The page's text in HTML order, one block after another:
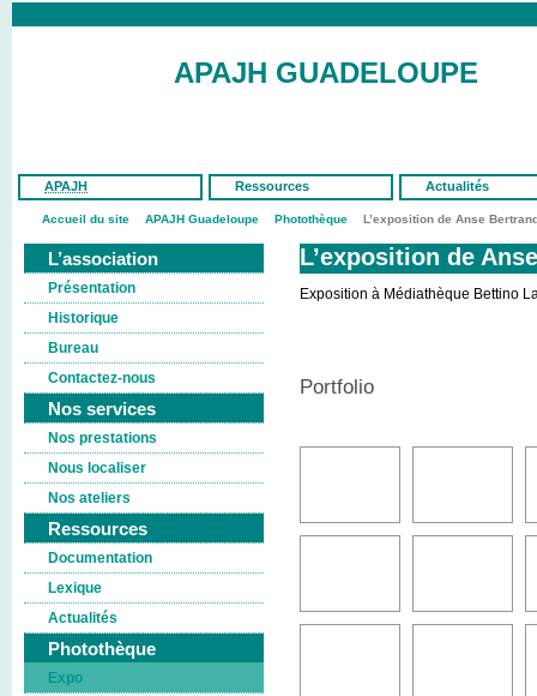
APAJH GUADELOUPE
APAJH Ressources Actualités
Accueil du site APAJH Guadeloupe Photothèque L’exposition de Anse
L’association
Présentation
Historique
Bureau
Contactez-nous
Nos services
Nos prestations
Nous localiser
Nos ateliers
Ressources
Documentation
Lexique
Actualités
Photothèque
Expo
L’exposition de
Exposition à Médiathèque Bettino
Portfolio